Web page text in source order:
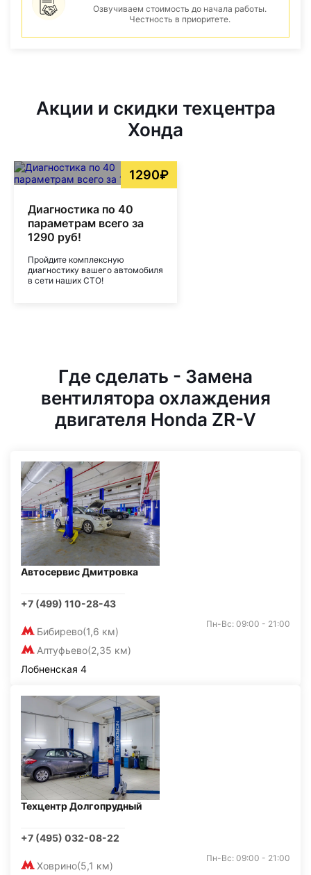
Озвучиваем стоимость до начала работы.
Честность в приоритете.
Акции и скидки техцентра
Хонда
1290₽
Диагностика по 40
параметрам всего за
1290 руб!
Пройдите комплексную
диагностику вашего автомобиля
в сети наших СТО!
Где сделать - Замена
вентилятора охлаждения
двигателя Honda ZR-V
Автосервис Дмитровка
+7 (499) 110-28-43
Бибирево(1,6 км)
Алтуфьево(2,35 км)
Пн-Вс: 09:00 - 21:00
Лобненская 4
Техцентр Долгопрудный
+7 (495) 032-08-22
Ховрино(5,1 км)
Пн-Вс: 09:00 - 21:00